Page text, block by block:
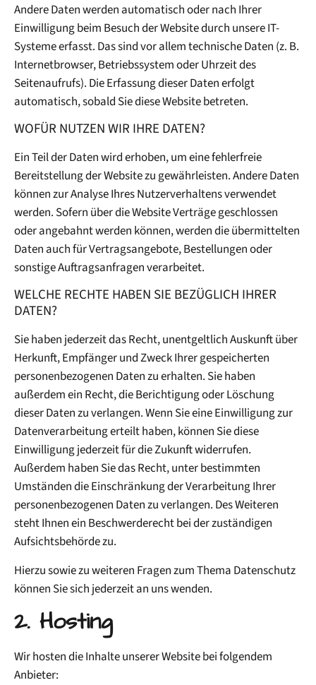
Andere Daten werden automatisch oder nach Ihrer
Einwilligung beim Besuch der Website durch unsere IT-
Systeme erfasst. Das sind vor allem technische Daten (z. B.
Internetbrowser, Betriebssystem oder Uhrzeit des
Seitenaufrufs). Die Erfassung dieser Daten erfolgt
automatisch, sobald Sie diese Website betreten.
WOFÜR NUTZEN WIR IHRE DATEN?
Ein Teil der Daten wird erhoben, um eine fehlerfreie
Bereitstellung der Website zu gewährleisten. Andere Daten
können zur Analyse Ihres Nutzerverhaltens verwendet
werden. Sofern über die Website Verträge geschlossen
oder angebahnt werden können, werden die übermittelten
Daten auch für Vertragsangebote, Bestellungen oder
sonstige Auftragsanfragen verarbeitet.
WELCHE RECHTE HABEN SIE BEZÜGLICH IHRER
DATEN?
Sie haben jederzeit das Recht, unentgeltlich Auskunft über
Herkunft, Empfänger und Zweck Ihrer gespeicherten
personenbezogenen Daten zu erhalten. Sie haben
außerdem ein Recht, die Berichtigung oder Löschung
dieser Daten zu verlangen. Wenn Sie eine Einwilligung zur
Datenverarbeitung erteilt haben, können Sie diese
Einwilligung jederzeit für die Zukunft widerrufen.
Außerdem haben Sie das Recht, unter bestimmten
Umständen die Einschränkung der Verarbeitung Ihrer
personenbezogenen Daten zu verlangen. Des Weiteren
steht Ihnen ein Beschwerderecht bei der zuständigen
Aufsichtsbehörde zu.
Hierzu sowie zu weiteren Fragen zum Thema Datenschutz
können Sie sich jederzeit an uns wenden.
2. Hosting
Wir hosten die Inhalte unserer Website bei folgendem
Anbieter: